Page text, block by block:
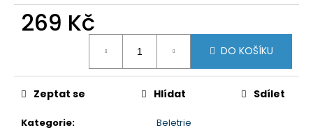
269 Kč
DO KOŠÍKU
Kategorie:
Beletrie
Zeptat se Hlídat Sdílet
r
u
j
e
m
e